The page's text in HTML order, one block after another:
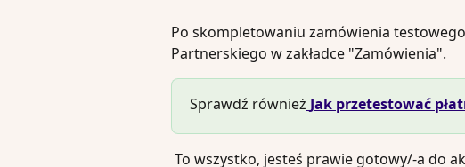
Po skompletowaniu zamówienia
Partnerskiego w zakładce "Zamówienia".
Sprawdź również Jak przetestować